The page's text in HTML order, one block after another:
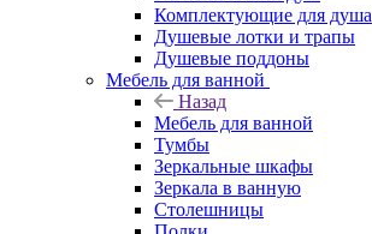
Комплектующие для душа
Душевые лотки и трапы
Душевые поддоны
Мебель для ванной
Назад
Мебель для ванной
Тумбы
Зеркальные шкафы
Зеркала в ванную
Столешницы